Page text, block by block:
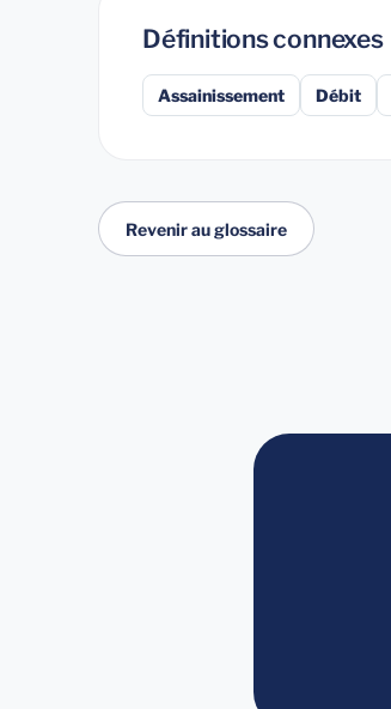
Définitions connexes
Assainissement Débit
Revenir au glossaire